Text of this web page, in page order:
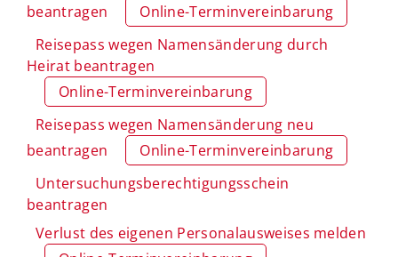
beantragen
Online-Terminvereinbarung
Reisepass wegen Namensänderung durch
Heirat beantragen
Online-Terminvereinbarung
Reisepass wegen Namensänderung neu
beantragen
Online-Terminvereinbarung
Untersuchungsberechtigungsschein
beantragen
Verlust des eigenen Personalausweises melden